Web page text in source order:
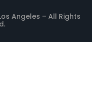
Angeles – All Rights